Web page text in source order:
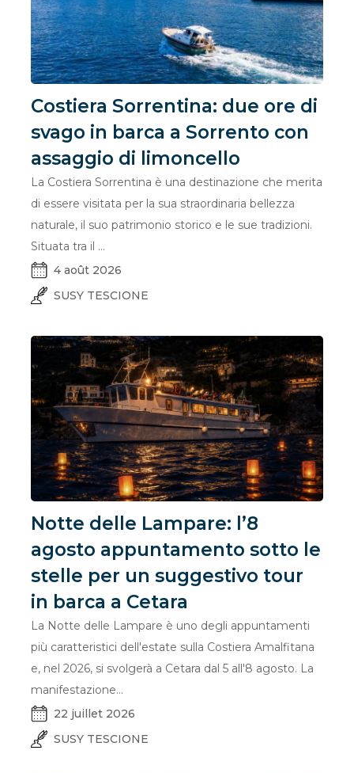
Costiera Sorrentina: due ore di
svago in barca a Sorrento con
assaggio di limoncello
La Costiera Sorrentina è una destinazione che merita
di essere visitata per la sua straordinaria bellezza
naturale, il suo patrimonio storico e le sue tradizioni.
Situata tra il ...
4 août 2026
SUSY TESCIONE
Notte delle Lampare: l’8
agosto appuntamento sotto le
stelle per un suggestivo tour
in barca a Cetara
La Notte delle Lampare è uno degli appuntamenti
più caratteristici dell'estate sulla Costiera Amalfitana
e, nel 2026, si svolgerà a Cetara dal 5 all'8 agosto. La
manifestazione...
22 juillet 2026
SUSY TESCIONE